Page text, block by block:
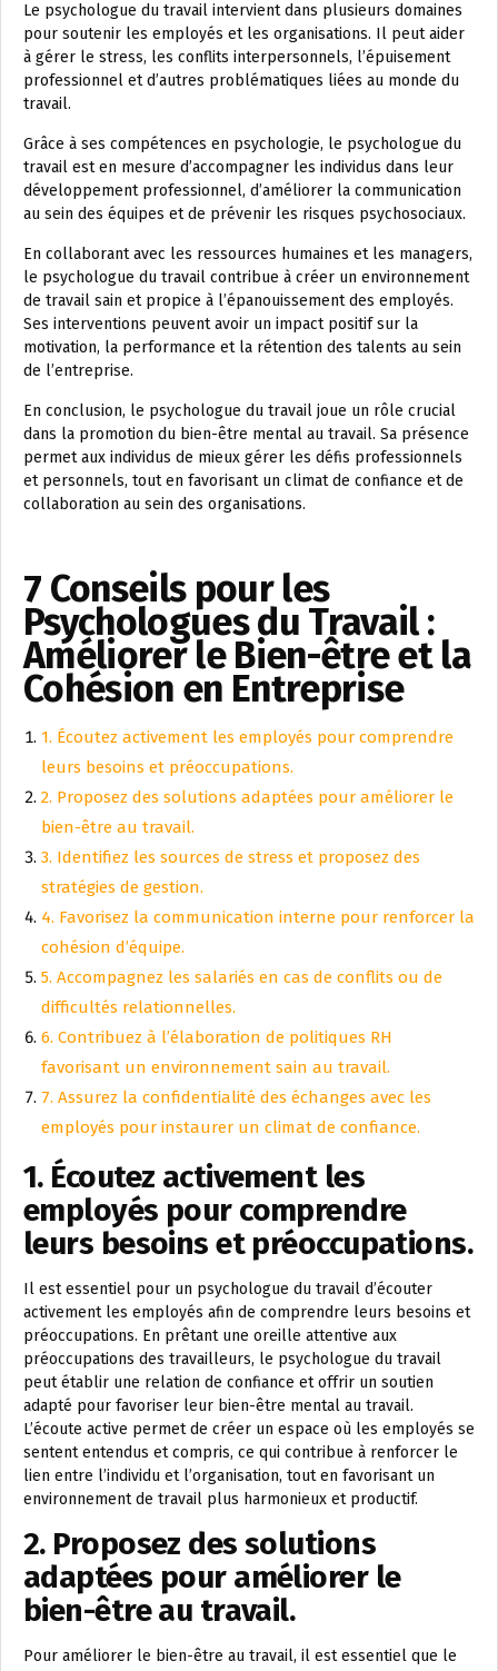
Le psychologue du travail intervient dans plusieurs domaines
pour soutenir les employés et les organisations. Il peut aider
à gérer le stress, les conflits interpersonnels, l’épuisement
professionnel et d’autres problématiques liées au monde du
travail.
Grâce à ses compétences en psychologie, le psychologue du
travail est en mesure d’accompagner les individus dans leur
développement professionnel, d’améliorer la communication
au sein des équipes et de prévenir les risques psychosociaux.
En collaborant avec les ressources humaines et les managers,
le psychologue du travail contribue à créer un environnement
de travail sain et propice à l’épanouissement des employés.
Ses interventions peuvent avoir un impact positif sur la
motivation, la performance et la rétention des talents au sein
de l’entreprise.
En conclusion, le psychologue du travail joue un rôle crucial
dans la promotion du bien-être mental au travail. Sa présence
permet aux individus de mieux gérer les défis professionnels
et personnels, tout en favorisant un climat de confiance et de
collaboration au sein des organisations.
7 Conseils pour les
Psychologues du Travail :
Améliorer le Bien-être et la
Cohésion en Entreprise
1. Écoutez activement les employés pour comprendre
leurs besoins et préoccupations.
2. Proposez des solutions adaptées pour améliorer le
bien-être au travail.
3. Identifiez les sources de stress et proposez des
stratégies de gestion.
4. Favorisez la communication interne pour renforcer la
cohésion d’équipe.
5. Accompagnez les salariés en cas de conflits ou de
difficultés relationnelles.
6. Contribuez à l’élaboration de politiques RH
favorisant un environnement sain au travail.
7. Assurez la confidentialité des échanges avec les
employés pour instaurer un climat de confiance.
1. Écoutez activement les
employés pour comprendre
leurs besoins et préoccupations.
Il est essentiel pour un psychologue du travail d’écouter
activement les employés afin de comprendre leurs besoins et
préoccupations. En prêtant une oreille attentive aux
préoccupations des travailleurs, le psychologue du travail
peut établir une relation de confiance et offrir un soutien
adapté pour favoriser leur bien-être mental au travail.
L’écoute active permet de créer un espace où les employés se
sentent entendus et compris, ce qui contribue à renforcer le
lien entre l’individu et l’organisation, tout en favorisant un
environnement de travail plus harmonieux et productif.
2. Proposez des solutions
adaptées pour améliorer le
bien-être au travail.
Pour améliorer le bien-être au travail, il est essentiel que le